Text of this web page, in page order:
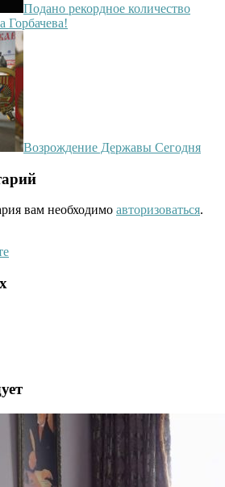
Подано рекордное количество
Горбачева!
Возрождение Державы Сегодня
вам необходимо авторизоваться.